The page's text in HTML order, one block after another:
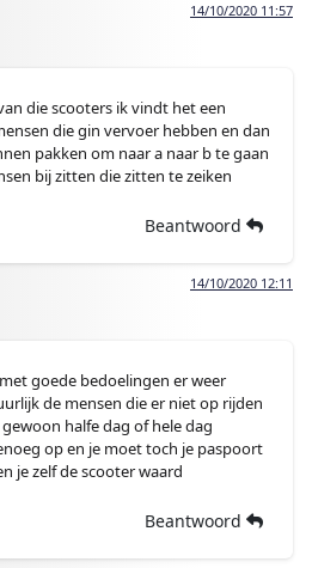
14/10/2020 11:57
die scooters ik vindt het een
die gin vervoer hebben en dan
pakken om naar a naar b te gaan
bij zitten die zitten te zeiken
Beantwoord
14/10/2020 12:11
goede bedoelingen er weer
de mensen die er niet op rijden
halfe dag of hele dag
op en je moet toch je paspoort
je zelf de scooter waard
Beantwoord